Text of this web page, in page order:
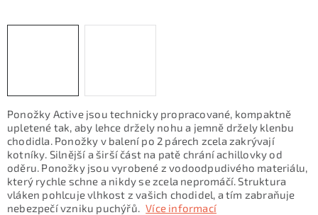
CYKLO Servis
Ponožky Active jsou technicky propracované, kompaktně
upletené tak, aby lehce držely nohu a jemně držely klenbu
chodidla. Ponožky v balení po 2 párech zcela zakrývají
kotníky. Silnější a širší část na patě chrání achillovky od
oděru. Ponožky jsou vyrobené z vodoodpudivého materiálu,
který rychle schne a nikdy se zcela nepromáčí. Struktura
vláken pohlcuje vlhkost z vašich chodidel, a tím zabraňuje
nebezpečí vzniku puchýřů. Více informací